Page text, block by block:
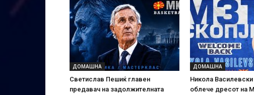
ДОМАШНА
Светислав Пешиќ главен
предавач на задолжителната
ДОМАШНА
Никола Василевски
облече дресот на